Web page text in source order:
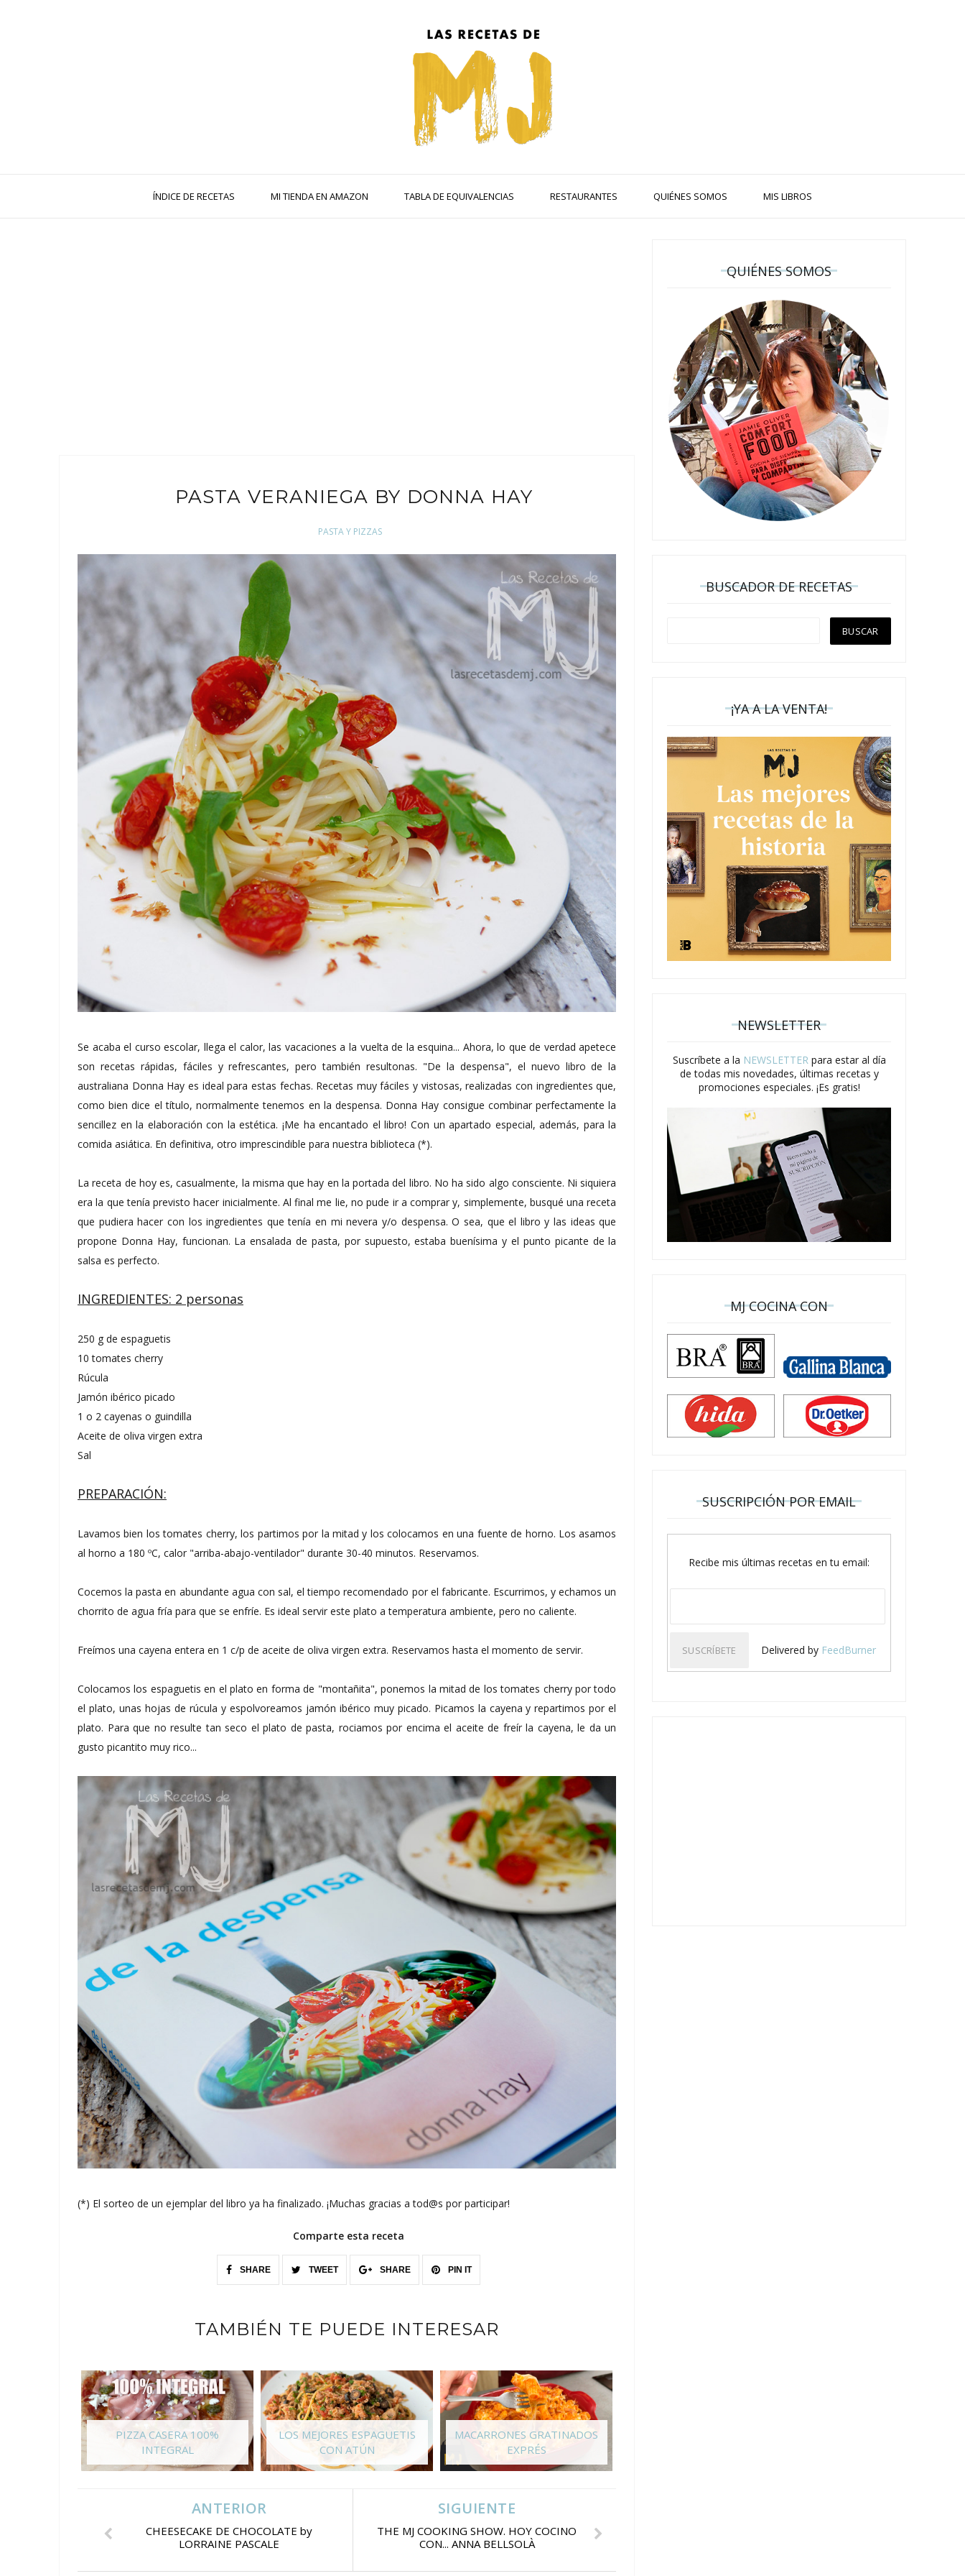
ÍNDICE DE RECETAS MI TIENDA EN AMAZON TABLA DE EQUIVALENCIAS RESTAURANTES QUIÉNES SOMOS MIS LIBROS
PASTA VERANIEGA BY DONNA HAY
PASTA Y PIZZAS
Se acaba el curso escolar, llega el calor, las vacaciones a la vuelta de la esquina... Ahora, lo que de verdad apetece
son recetas rápidas, fáciles y refrescantes, pero también resultonas. "De la despensa", el nuevo libro de la
australiana Donna Hay es ideal para estas fechas. Recetas muy fáciles y vistosas, realizadas con ingredientes que,
como bien dice el título, normalmente tenemos en la despensa. Donna Hay consigue combinar perfectamente la
sencillez en la elaboración con la estética. ¡Me ha encantado el libro! Con un apartado especial, además, para la
comida asiática. En definitiva, otro imprescindible para nuestra biblioteca (*).
La receta de hoy es, casualmente, la misma que hay en la portada del libro. No ha sido algo consciente. Ni siquiera
era la que tenía previsto hacer inicialmente. Al final me lie, no pude ir a comprar y, simplemente, busqué una receta
que pudiera hacer con los ingredientes que tenía en mi nevera y/o despensa. O sea, que el libro y las ideas que
propone Donna Hay, funcionan. La ensalada de pasta, por supuesto, estaba buenísima y el punto picante de la
salsa es perfecto.
INGREDIENTES: 2 personas
250 g de espaguetis
10 tomates cherry
Rúcula
Jamón ibérico picado
1 o 2 cayenas o guindilla
Aceite de oliva virgen extra
Sal
PREPARACIÓN:
Lavamos bien los tomates cherry, los partimos por la mitad y los colocamos en una fuente de horno. Los asamos
al horno a 180 ºC, calor "arriba-abajo-ventilador" durante 30-40 minutos. Reservamos.
Cocemos la pasta en abundante agua con sal, el tiempo recomendado por el fabricante. Escurrimos, y echamos un
chorrito de agua fría para que se enfríe. Es ideal servir este plato a temperatura ambiente, pero no caliente.
Freímos una cayena entera en 1 c/p de aceite de oliva virgen extra. Reservamos hasta el momento de servir.
Colocamos los espaguetis en el plato en forma de "montañita", ponemos la mitad de los tomates cherry por todo
el plato, unas hojas de rúcula y espolvoreamos jamón ibérico muy picado. Picamos la cayena y repartimos por el
plato. Para que no resulte tan seco el plato de pasta, rociamos por encima el aceite de freír la cayena, le da un
gusto picantito muy rico...
(*) El sorteo de un ejemplar del libro ya ha finalizado. ¡Muchas gracias a tod@s por participar!
Comparte esta receta
SHARE TWEET SHARE PIN IT
TAMBIÉN TE PUEDE INTERESAR
PIZZA CASERA 100%
INTEGRAL
LOS MEJORES ESPAGUETIS
CON ATÚN
MACARRONES GRATINADOS
EXPRÉS
SIGUIENTE
THE MJ COOKING SHOW. HOY COCINO
CON... ANNA BELLSOLÀ
ANTERIOR
CHEESECAKE DE CHOCOLATE by
LORRAINE PASCALE
QUIÉNES SOMOS
BUSCADOR DE RECETAS
¡YA A LA VENTA!
NEWSLETTER
Suscríbete a la NEWSLETTERpara estar al día
de todas mis novedades, últimas recetas y
promociones especiales. ¡Es gratis!
MJ COCINA CON
SUSCRIPCIÓN POR EMAIL
Recibe mis últimas recetas en tu email:
Delivered by FeedBurner